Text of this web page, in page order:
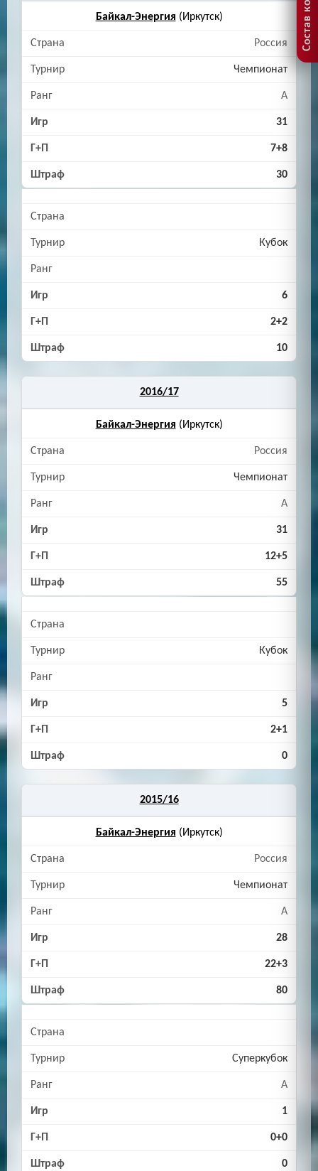
Байкал-Энергия (Иркутск)
Россия
Чемпионат
A
31
7+8
30
Кубок
6
2+2
10
2016/17
Байкал-Энергия (Иркутск)
Россия
Чемпионат
A
31
12+5
55
Кубок
5
2+1
0
2015/16
Байкал-Энергия (Иркутск)
Россия
Чемпионат
A
28
22+3
80
Суперкубок
A
1
0+0
0